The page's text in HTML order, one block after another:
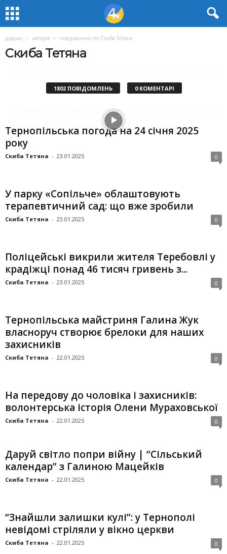
додому авторів повідомлень по Скиба Тетяна
Скиба Тетяна
1802 ПОВІДОМЛЕНЬ 0 КОМЕНТАРІ
Тернопільська погода на 24 січня 2025
року
Скиба Тетяна - 23.01.2025 0
У парку «Сопільче» облаштовують
терапевтичний сад: що вже зробили
Скиба Тетяна - 23.01.2025 0
Поліцейські викрили жителя Теребовлі у
крадіжці понад 46 тисяч гривень з...
Скиба Тетяна - 23.01.2025 0
Тернопільська майстриня Галина Жук
власноруч створює брелоки для наших
захисників
Скиба Тетяна - 22.01.2025 0
На передову до чоловіка і захисників:
волонтерська історія Олени Мураховської
Скиба Тетяна - 22.01.2025 0
Даруй світло попри війну | “Сільський
календар” з Галиною Мацейків
Скиба Тетяна - 22.01.2025 0
“Знайшли залишки кулі”: у Тернополі
невідомі стріляли у вікно церкви
Скиба Тетяна - 22.01.2025 0